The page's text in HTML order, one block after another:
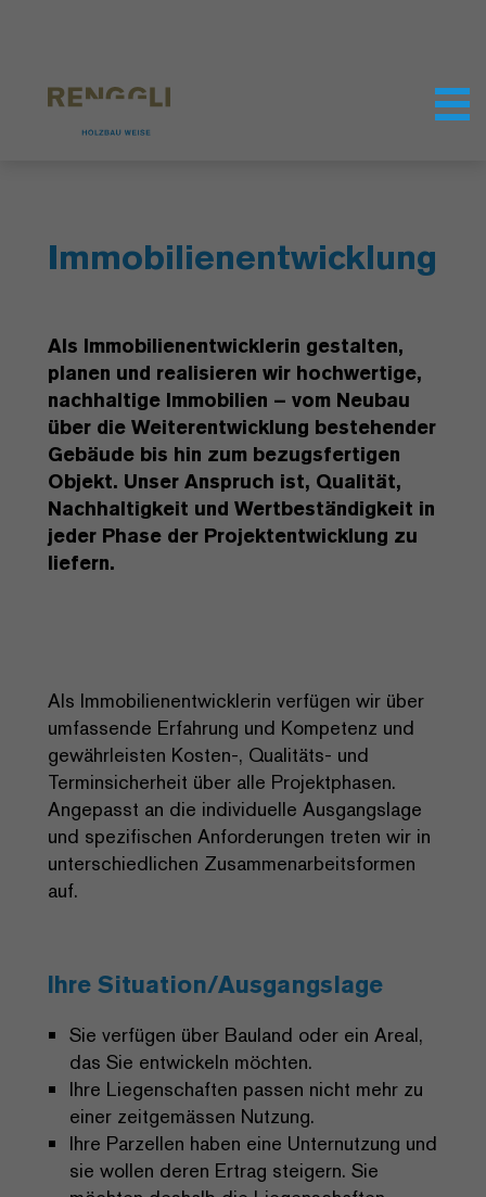
Immobilienentwicklung
Als Immobilienentwicklerin gestalten,
planen und realisieren wir hochwertige,
nachhaltige Immobilien – vom Neubau
über die Weiterentwicklung bestehender
Gebäude bis hin zum bezugsfertigen
Objekt. Unser Anspruch ist, Qualität,
Nachhaltigkeit und Wertbeständigkeit in
jeder Phase der Projektentwicklung zu
liefern.
Als Immobilienentwicklerin verfügen wir über
umfassende Erfahrung und Kompetenz und
gewährleisten Kosten-, Qualitäts- und
Terminsicherheit über alle Projektphasen.
Angepasst an die individuelle Ausgangslage
und spezifischen Anforderungen treten wir in
unterschiedlichen Zusammenarbeitsformen
auf.
Ihre Situation/Ausgangslage
Sie verfügen über Bauland oder ein Areal,
das Sie entwickeln möchten.
Ihre Liegenschaften passen nicht mehr zu
einer zeitgemässen Nutzung.
Ihre Parzellen haben eine Unternutzung und
sie wollen deren Ertrag steigern. Sie